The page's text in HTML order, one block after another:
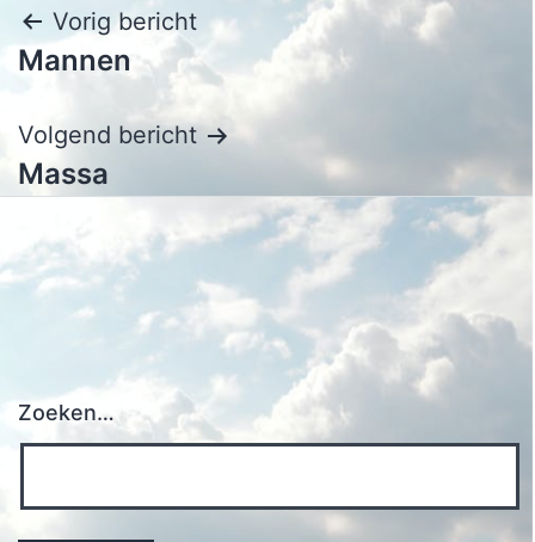
Bericht
navigatie
Vorig bericht
Mannen
Volgend bericht
Massa
Zoeken…